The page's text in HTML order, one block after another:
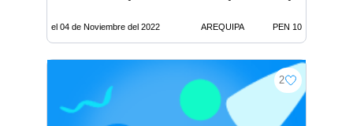
el 04 de Noviembre del 2022 AREQUIPA PEN 10
2